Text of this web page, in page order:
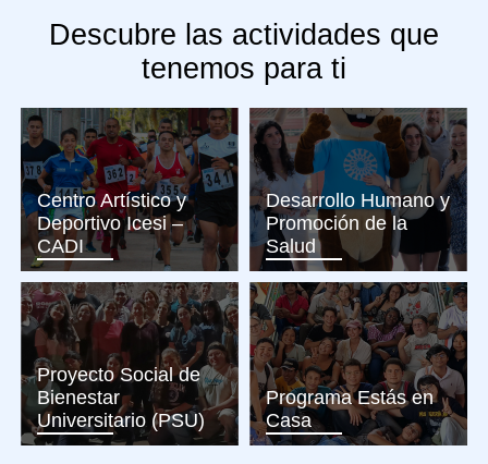
Descubre las actividades que
tenemos para ti
Centro Artístico y
Deportivo Icesi –
CADI
Desarrollo Humano y
Promoción de la
Salud
Proyecto Social de
Bienestar
Universitario (PSU)
Programa Estás en
Casa